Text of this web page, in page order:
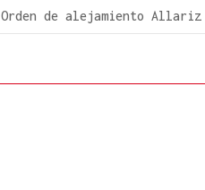
Orden de alejamiento Allariz